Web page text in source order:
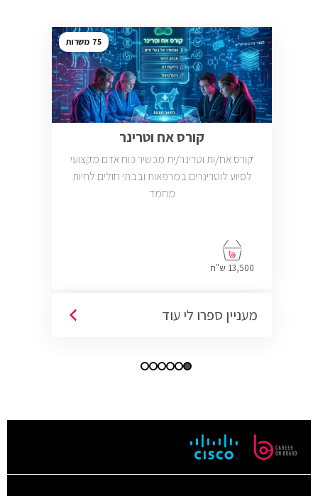
75
קורס אח וטרינר
קורס אח/ות וטרינר/ית מכשיר כוח אדם מקצועי
לסיוע לוטרינרים במרפאות ובבתי חולים לחיות
מחמד
13,500 ש"ח
מעניין ספרו לי עוד